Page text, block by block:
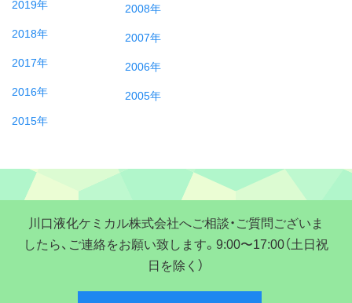
2019年
2018年
2017年
2016年
2015年
2008年
2007年
2006年
2005年
川口液化ケミカル株式会社へご相談・ご質問ございま
したら、ご連絡をお願い致します。9:00〜17:00（土日祝
日を除く）